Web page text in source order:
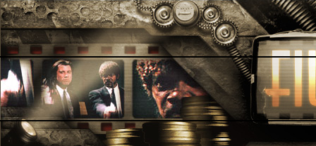
Hyppää pääsisältöön